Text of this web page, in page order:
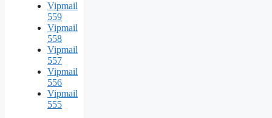
Vipmail
559
Vipmail
558
Vipmail
557
Vipmail
556
Vipmail
555